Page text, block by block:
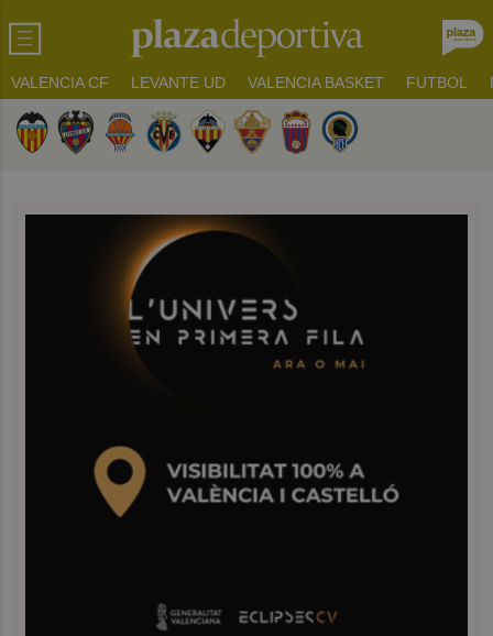
VALENCIA CF LEVANTE UD VALENCIA BASKET FUTBOL